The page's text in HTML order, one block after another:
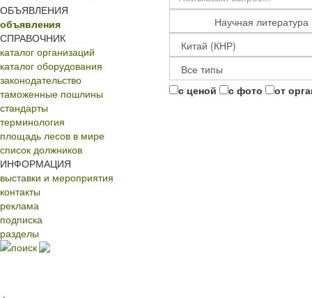
ОБЪЯВЛЕНИЯ
объявления
СПРАВОЧНИК
каталог организаций
каталог оборудования
законодательство
таможенные пошлины
стандарты
терминология
площадь лесов в мире
список должников
ИНФОРМАЦИЯ
выставки и мероприятия
контакты
реклама
подписка
разделы
поиск
с ценой с фото от